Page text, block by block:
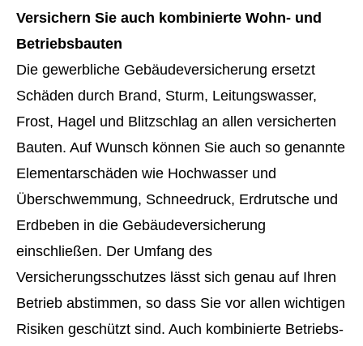
Versichern Sie auch kombinierte Wohn- und
Betriebsbauten
Die gewerbliche Ge­bäude­ver­si­che­rung ersetzt
Schäden durch Brand, Sturm, Leitungswasser,
Frost, Hagel und Blitzschlag an allen versicherten
Bauten. Auf Wunsch können Sie auch so genannte
Elementarschäden wie Hochwasser und
Überschwemmung, Schneedruck, Erdrutsche und
Erdbeben in die Ge­bäude­ver­si­che­rung
einschließen. Der Umfang des
Versicherungsschutzes lässt sich genau auf Ihren
Betrieb abstimmen, so dass Sie vor allen wichtigen
Risiken geschützt sind. Auch kombinierte Betriebs-